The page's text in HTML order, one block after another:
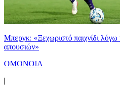
Μπεργκ: «Ξεχωριστό παιχνίδι λόγω
απουσιών»
ΟΜΟΝΟΙΑ
|